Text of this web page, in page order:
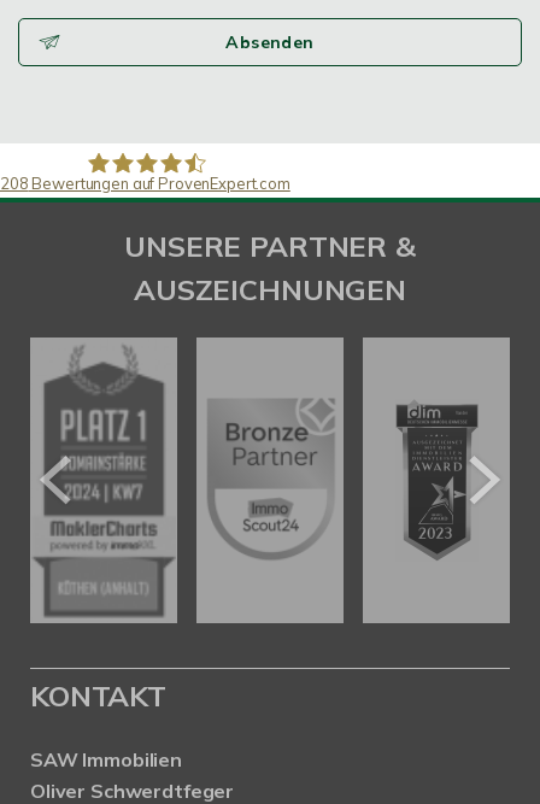
Absenden
SAW Immobilien
208 Bewertungen auf ProvenExpert.com
UNSERE PARTNER &
AUSZEICHNUNGEN
KONTAKT
SAW Immobilien
Oliver Schwerdtfeger